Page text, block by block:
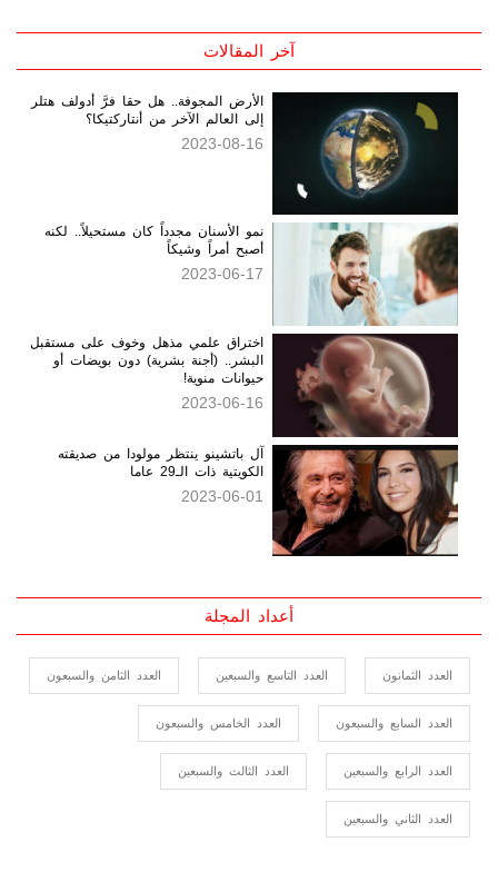
آخر المقالات
الأرض المجوفة.. هل حقا فرَّ أدولف هتلر
إلى العالم الآخر من أنتاركتيكا؟
2023-08-16
نمو الأسنان مجدداً كان مستحيلاً.. لكنه
أصبح أمراً وشيكاً
2023-06-17
اختراق علمي مذهل وخوف على مستقبل
البشر.. (أجنة بشرية) دون بويضات أو
حيوانات منوية!
2023-06-16
آل باتشينو ينتظر مولودا من صديقته
الكويتية ذات الـ29 عاما
2023-06-01
أعداد المجلة
العدد الثمانون العدد التاسع والسبعين العدد الثامن والسبعون
العدد السابع والسبعون العدد الخامس والسبعون
العدد الرابع والسبعين العدد الثالث والسبعين
العدد الثاني والسبعين